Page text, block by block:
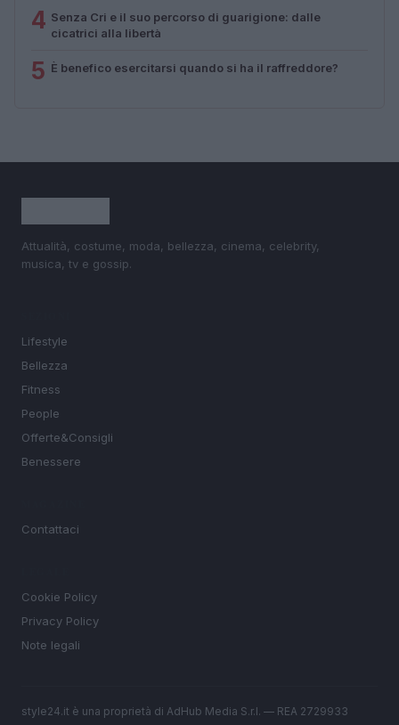
4 Senza Cri e il suo percorso di guarigione: dalle
cicatrici alla libertà
5 È benefico esercitarsi quando si ha il raffreddore?
Attualità, costume, moda, bellezza, cinema, celebrity,
musica, tv e gossip.
Lifestyle
Bellezza
Fitness
People
Offerte&Consigli
Benessere
Contattaci
Cookie Policy
Privacy Policy
Note legali
style24.it è una proprietà di AdHub Media S.r.l. — REA 2729933